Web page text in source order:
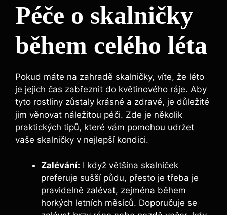
Péče o skalničky
během celého léta
Pokud máte na zahradě skalničky, víte, že léto
je jejich čas zabřeznit do květinového ráje. Aby
tyto rostliny zůstaly krásné a zdravé, je důležité
jim věnovat náležitou péči. Zde je několik
praktických tipů, které vám pomohou udržet
vaše skalničky v nejlepší kondici.
Zalévání: I když většina skalniček
preferuje sušší půdu, přesto je třeba je
pravidelně zalévat, zejména během
horkých letních měsíců. Doporučuje se